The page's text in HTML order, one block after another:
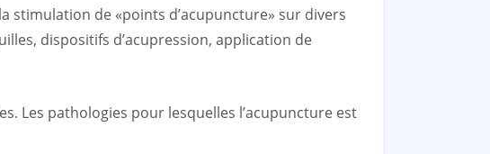
stimulation de «points d’acupuncture» sur divers
dispositifs d’acupression, application de
Les pathologies pour lesquelles l’acupuncture est